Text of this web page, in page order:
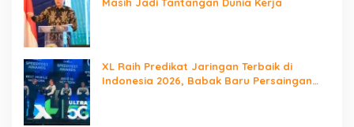
Masih Jadi Tantangan Dunia Kerja
XL Raih Predikat Jaringan Terbaik di
Indonesia 2026, Babak Baru Persaingan